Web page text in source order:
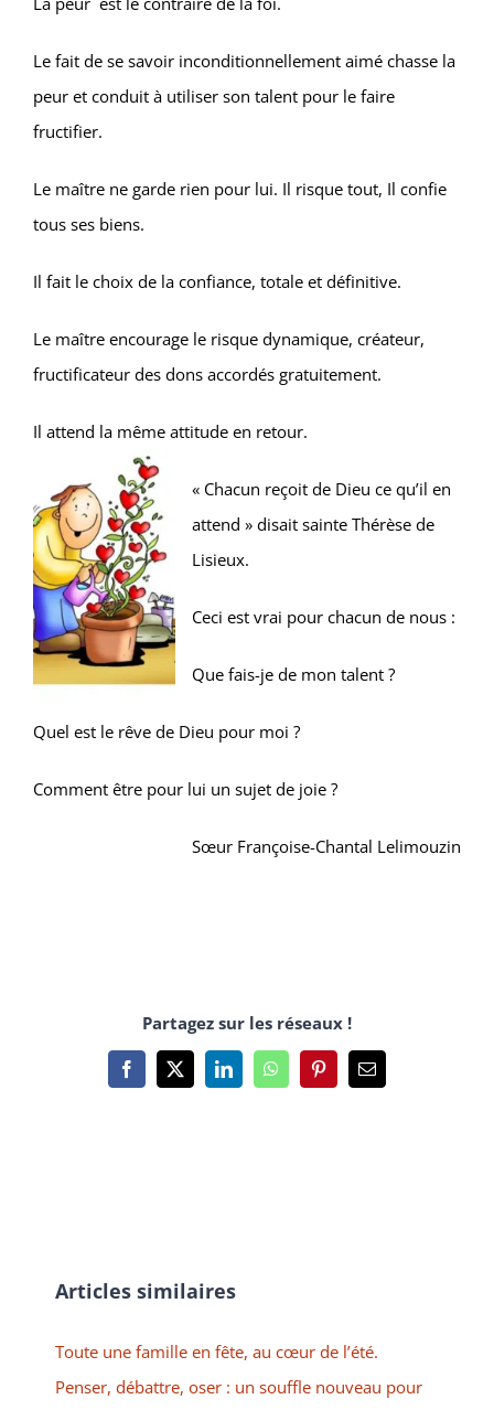
Le fait de se savoir inconditionnellement aimé chasse la
peur et conduit à utiliser son talent pour le faire
fructifier.
Le maître ne garde rien pour lui. Il risque tout, Il confie
tous ses biens.
Il fait le choix de la confiance, totale et définitive.
Le maître encourage le risque dynamique, créateur,
fructificateur des dons accordés gratuitement.
Il attend la même attitude en retour.
« Chacun reçoit de Dieu ce qu’il en
attend » disait sainte Thérèse de
Lisieux.
Ceci est vrai pour chacun de nous :
Que fais-je de mon talent ?
Quel est le rêve de Dieu pour moi ?
Comment être pour lui un sujet de joie ?
Sœur Françoise-Chantal Lelimouzin
Partagez sur les réseaux !
Facebook
X LinkedInWhatsAppPinterestEmail
Articles similaires
Toute une famille en fête, au cœur de l’été.
Penser, débattre, oser : un souffle nouveau pour